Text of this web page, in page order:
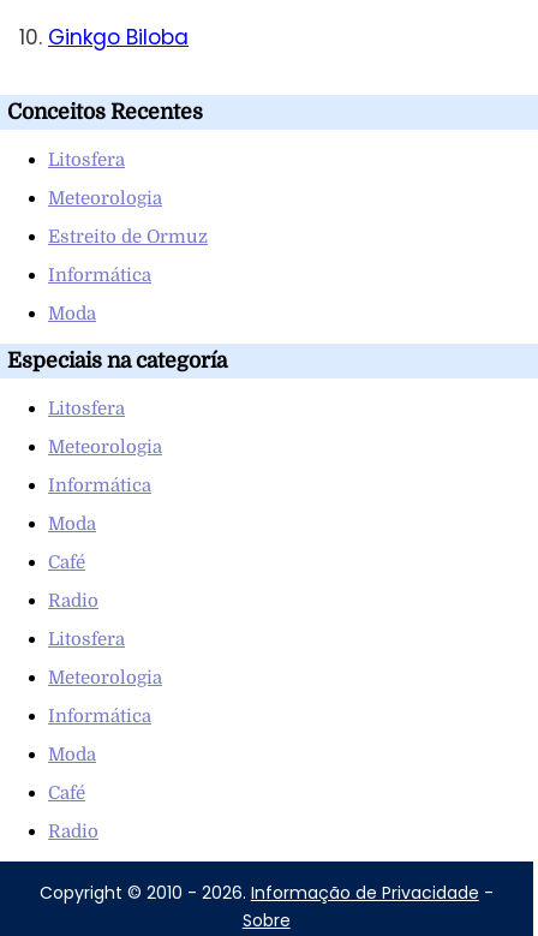
Ginkgo Biloba
Conceitos Recentes
Litosfera
Meteorologia
Estreito de Ormuz
Informática
Moda
Especiais na categoría
Litosfera
Meteorologia
Informática
Moda
Café
Radio
Litosfera
Meteorologia
Informática
Moda
Café
Radio
Copyright © 2010 - 2026. Informação de Privacidade -
Sobre